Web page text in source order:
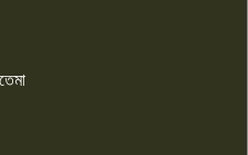
ও হয়রানির অভিযোগ